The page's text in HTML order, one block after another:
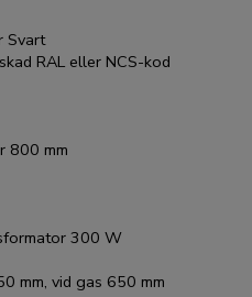
Svart
RAL eller NCS-kod
800 mm
300 W
mm, vid gas 650 mm